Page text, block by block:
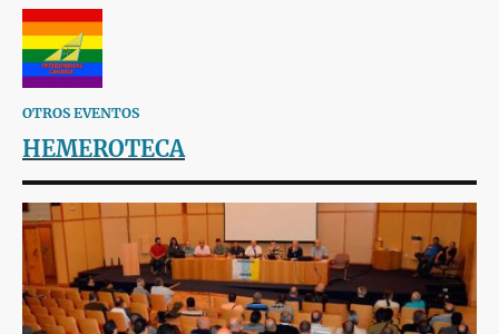
OTROS EVENTOS
HEMEROTECA